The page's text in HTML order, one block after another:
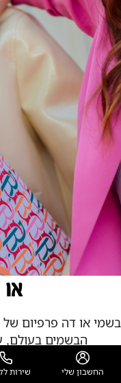
החשבון שלי שירות
בשמי או דה פרפיום של
הבשמים בעולם,
כל התזה עוטפת
בקלילות